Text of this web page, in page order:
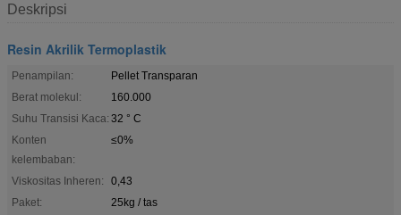
Deskripsi
Resin Akrilik Termoplastik
Penampilan:
Pellet Transparan
Berat molekul:
160.000
Suhu Transisi Kaca: 32 ° C
Konten
kelembaban:
≤0%
Viskositas Inheren:
0,43
Paket:
25kg / tas